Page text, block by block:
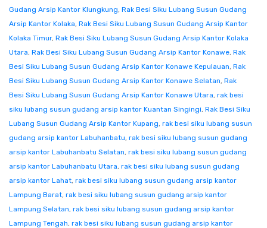
Gudang Arsip Kantor Klungkung, Rak Besi Siku Lubang Susun Gudang
Arsip Kantor Kolaka, Rak Besi Siku Lubang Susun Gudang Arsip Kantor
Kolaka Timur, Rak Besi Siku Lubang Susun Gudang Arsip Kantor Kolaka
Utara, Rak Besi Siku Lubang Susun Gudang Arsip Kantor Konawe, Rak
Besi Siku Lubang Susun Gudang Arsip Kantor Konawe Kepulauan, Rak
Besi Siku Lubang Susun Gudang Arsip Kantor Konawe Selatan, Rak
Besi Siku Lubang Susun Gudang Arsip Kantor Konawe Utara, rak besi
siku lubang susun gudang arsip kantor Kuantan Singingi, Rak Besi Siku
Lubang Susun Gudang Arsip Kantor Kupang, rak besi siku lubang susun
gudang arsip kantor Labuhanbatu, rak besi siku lubang susun gudang
arsip kantor Labuhanbatu Selatan, rak besi siku lubang susun gudang
arsip kantor Labuhanbatu Utara, rak besi siku lubang susun gudang
arsip kantor Lahat, rak besi siku lubang susun gudang arsip kantor
Lampung Barat, rak besi siku lubang susun gudang arsip kantor
Lampung Selatan, rak besi siku lubang susun gudang arsip kantor
Lampung Tengah, rak besi siku lubang susun gudang arsip kantor